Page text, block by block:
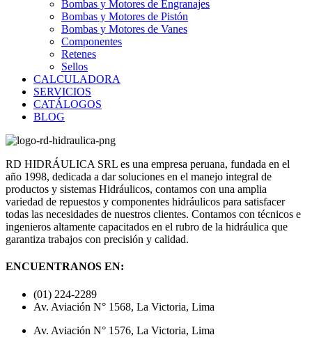
Bombas y Motores de Engranajes
Bombas y Motores de Pistón
Bombas y Motores de Vanes
Componentes
Retenes
Sellos
CALCULADORA
SERVICIOS
CATÁLOGOS
BLOG
RD HIDRÁULICA SRL es una empresa peruana, fundada en el
año 1998, dedicada a dar soluciones en el manejo integral de
productos y sistemas Hidráulicos, contamos con una amplia
variedad de repuestos y componentes hidráulicos para satisfacer
todas las necesidades de nuestros clientes. Contamos con técnicos e
ingenieros altamente capacitados en el rubro de la hidráulica que
garantiza trabajos con precisión y calidad.
ENCUENTRANOS EN:
(01) 224-2289
Av. Aviación N° 1568, La Victoria, Lima
Av. Aviación N° 1576, La Victoria, Lima